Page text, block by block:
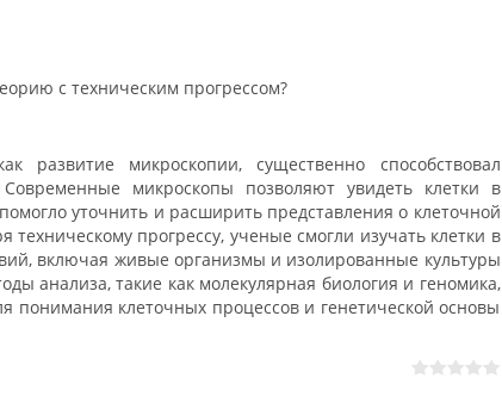
с техническим прогрессом?
развитие микроскопии, существенно способствовал
микроскопы позволяют увидеть клетки в
уточнить и расширить представления о клеточной
техническому прогрессу, ученые смогли изучать клетки в
включая живые организмы и изолированные культуры
анализа, такие как молекулярная биология и геномика,
понимания клеточных процессов и генетической основы